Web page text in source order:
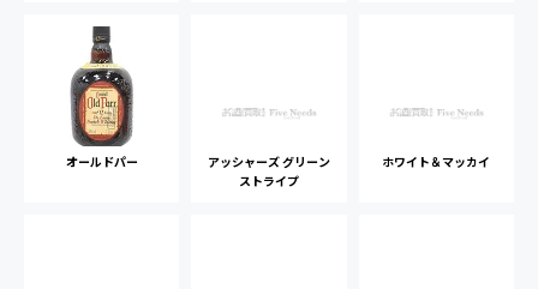
オールドパー
アッシャーズ グリーン
ストライプ
ホワイト＆マッカイ